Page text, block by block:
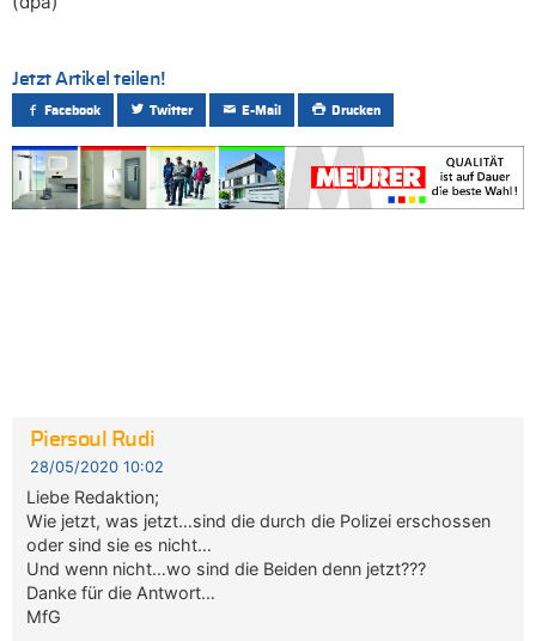
Jetzt Artikel teilen!
Facebook Twitter E-Mail Drucken
Piersoul Rudi
28/05/2020 10:02
Liebe Redaktion;
Wie jetzt, was jetzt…sind die durch die Polizei erschossen
oder sind sie es nicht…
Und wenn nicht…wo sind die Beiden denn jetzt???
Danke für die Antwort…
MfG